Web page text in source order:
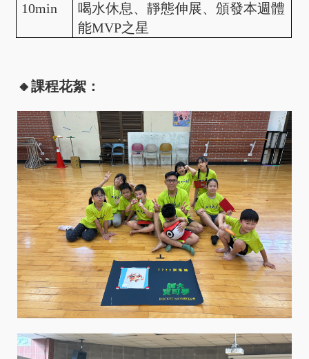
10min
喝水休息、靜態伸展、頒發本週體
能MVP之星
🔸課程花絮：